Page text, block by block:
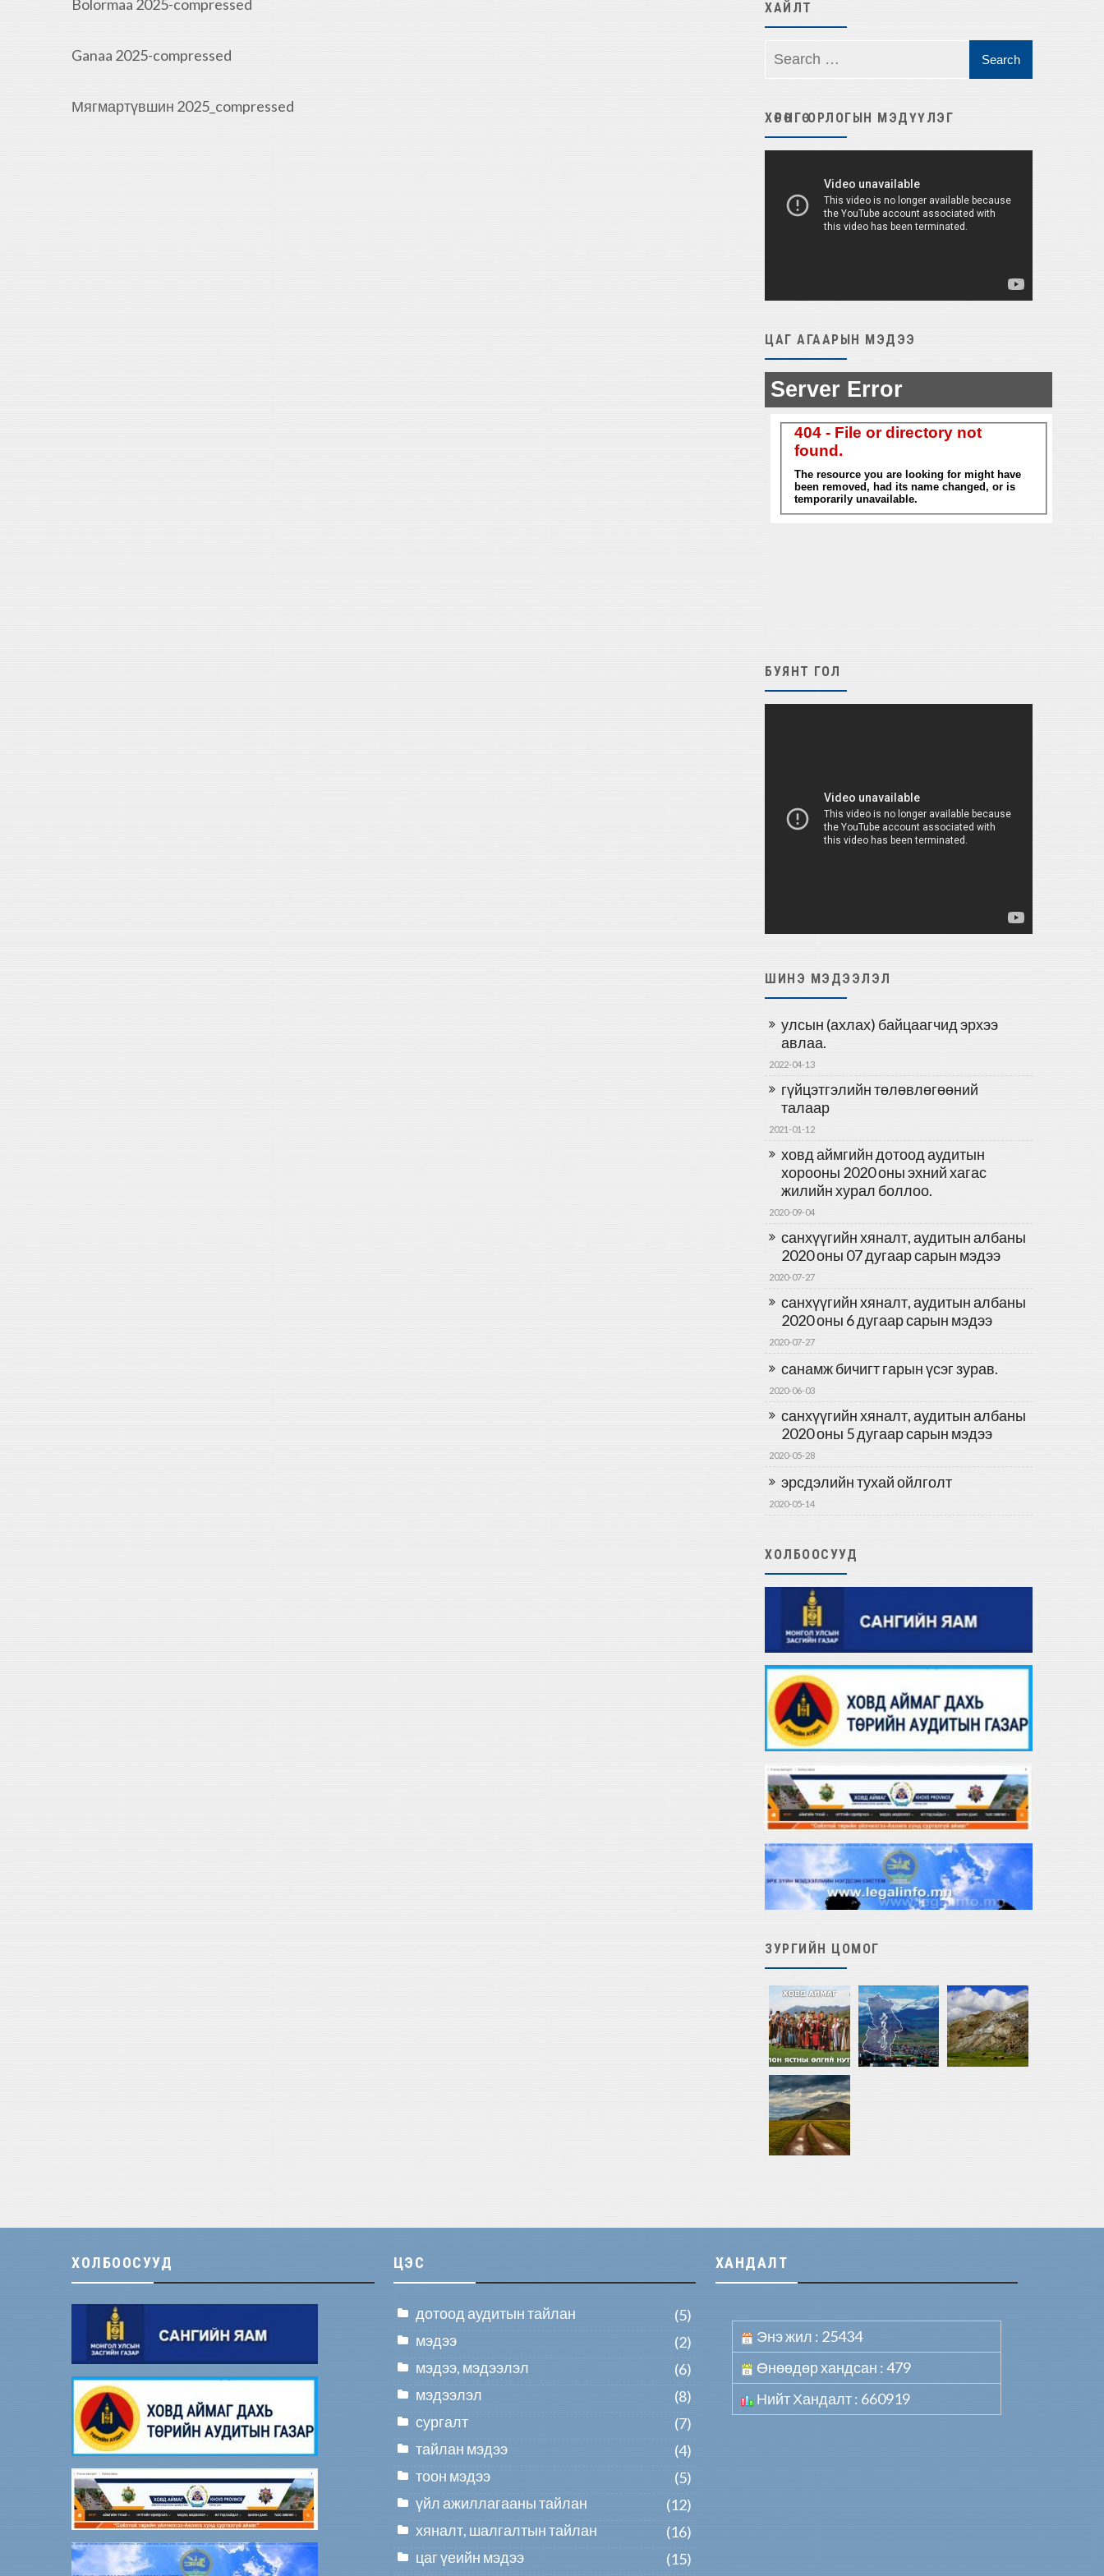
Bolormaa 2025-compressed
Ganaa 2025-compressed
Мягмартүвшин 2025_compressed
ХАЙЛТ
ХӨРӨНГӨ ОРЛОГЫН МЭДҮҮЛЭГ
ЦАГ АГААРЫН МЭДЭЭ
БУЯНТ ГОЛ
ШИНЭ МЭДЭЭЛЭЛ
улсын (ахлах) байцаагчид эрхээ
авлаа.
2022-04-13
гүйцэтгэлийн төлөвлөгөөний
талаар
2021-01-12
ховд аймгийн дотоод аудитын
хорооны 2020 оны эхний хагас
жилийн хурал боллоо.
2020-09-04
санхүүгийн хяналт, аудитын албаны
2020 оны 07 дугаар сарын мэдээ
2020-07-27
санхүүгийн хяналт, аудитын албаны
2020 оны 6 дугаар сарын мэдээ
2020-07-27
санамж бичигт гарын үсэг зурав.
2020-06-03
санхүүгийн хяналт, аудитын албаны
2020 оны 5 дугаар сарын мэдээ
2020-05-28
эрсдэлийн тухай ойлголт
2020-05-14
ХОЛБООСУУД
ЗУРГИЙН ЦОМОГ
ХОЛБООСУУД ЦЭС
дотоод аудитын тайлан
(5)
мэдээ
(2)
мэдээ, мэдээлэл
(6)
мэдээлэл
(8)
сургалт
(7)
тайлан мэдээ
(4)
тоон мэдээ
(5)
үйл ажиллагааны тайлан
(12)
хяналт, шалгалтын тайлан
(16)
цаг үеийн мэдээ
(15)
ХАНДАЛТ
Энэ жил : 25434
Өнөөдөр хандсан : 479
Нийт Хандалт : 660919